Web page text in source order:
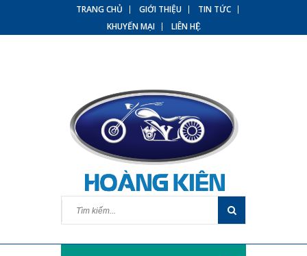
TRANG CHỦ GIỚI THIỆU
TIN TỨC
KHUYẾN MẠI
LIÊN HỆ